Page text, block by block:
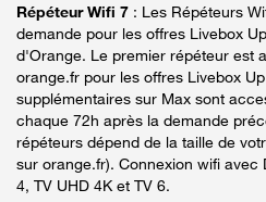
Répéteur Wifi 7 : Les Répéteurs
demande pour les offres Livebox
d'Orange. Le premier répéteur est
orange.fr pour les offres Livebox
supplémentaires sur Max sont
chaque 72h après la demande
répéteurs dépend de la taille de
sur orange.fr). Connexion wifi avec
4, TV UHD 4K et TV 6.